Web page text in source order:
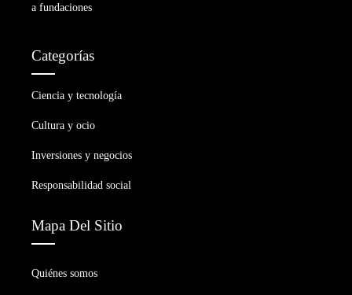
a fundaciones
Categorías
Ciencia y tecnología
Cultura y ocio
Inversiones y negocios
Responsabilidad social
Mapa Del Sitio
Quiénes somos